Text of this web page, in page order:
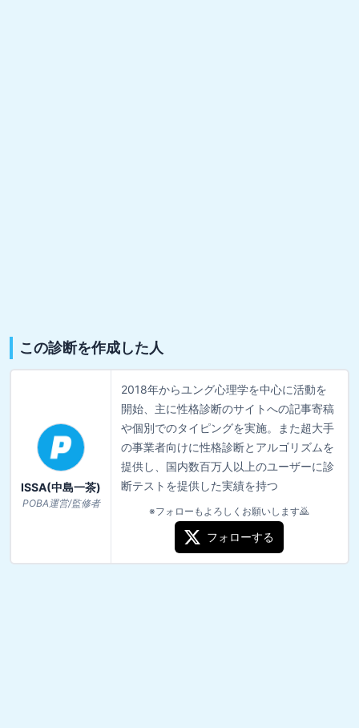
この診断を作成した人
ISSA(中島一茶)
POBA運営/監修者
2018年からユング心理学を中心に活動を
開始、主に性格診断のサイトへの記事寄稿
や個別でのタイピングを実施。また超大手
の事業者向けに性格診断とアルゴリズムを
提供し、国内数百万人以上のユーザーに診
断テストを提供した実績を持つ
※フォローもよろしくお願いします🙇
フォローする